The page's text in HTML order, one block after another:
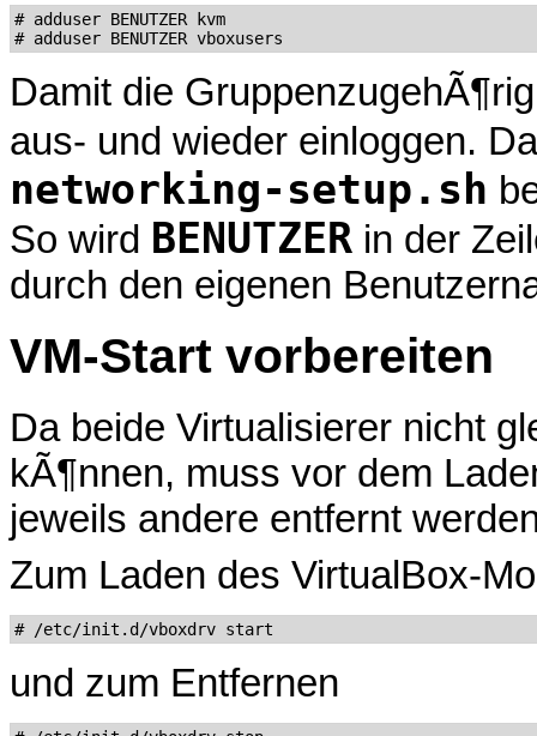
# adduser BENUTZER kvm
Damit die
aus- und wieder einloggen.
networking-setup.sh
So wird BENUTZER in der
durch den eigenen
VM-Start vorbereiten
Da beide Virtualisierer nicht
kÃ¶nnen, muss vor dem
jeweils andere entfernt
Zum Laden des VirtualBox-
und zum Entfernen